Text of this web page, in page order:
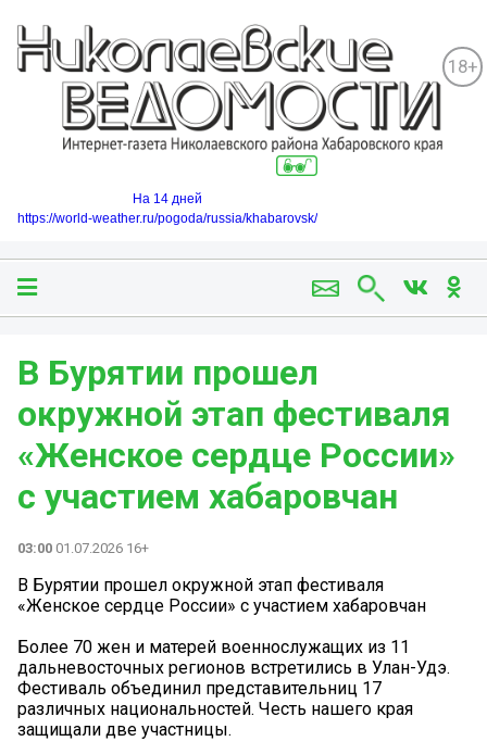
18+
На 14 дней
https://world-weather.ru/pogoda/russia/khabarovsk/
В Бурятии прошел
окружной этап фестиваля
«Женское сердце России»
с участием хабаровчан
03:00 01.07.2026 16+
В Бурятии прошел окружной этап фестиваля
«Женское сердце России» с участием хабаровчан
Более 70 жен и матерей военнослужащих из 11
дальневосточных регионов встретились в Улан-Удэ.
Фестиваль объединил представительниц 17
различных национальностей. Честь нашего края
защищали две участницы.